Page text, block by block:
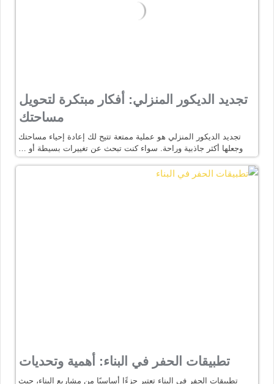
تجديد الديكور المنزلي: أفكار مبتكرة لتحويل
مساحتك
تجديد الديكور المنزلي هو عملية ممتعة تتيح لك إعادة إحياء مساحتك
وجعلها أكثر جاذبية وراحة. سواء كنت تبحث عن تغييرات بسيطة أو …
تطبيقات الحفر في البناء: أهمية وتحديات
تطبيقات الحفر في البناء تعتبر جزءًا أساسيًا من مشاريع البناء، حيث